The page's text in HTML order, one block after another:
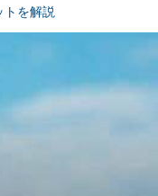
を解説